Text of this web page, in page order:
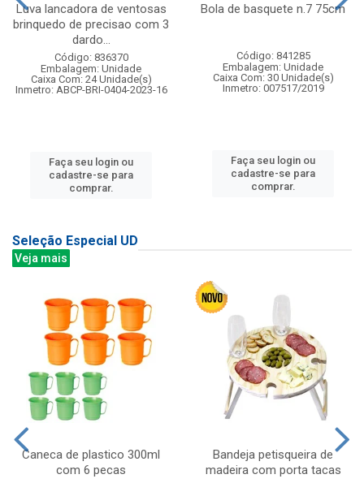
Luva lancadora de ventosas
brinquedo de precisao com 3
dardo...
Código: 836370
Embalagem: Unidade
Caixa Com: 24 Unidade(s)
Inmetro: ABCP-BRI-0404-2023-16
Faça seu login ou
cadastre-se para
comprar.
Bola de basquete n.7 75cm
Código: 841285
Embalagem: Unidade
Caixa Com: 30 Unidade(s)
Inmetro: 007517/2019
Faça seu login ou
cadastre-se para
comprar.
Seleção Especial UD
Veja mais
Caneca de plastico 300ml
com 6 pecas
Bandeja petisqueira de
madeira com porta tacas